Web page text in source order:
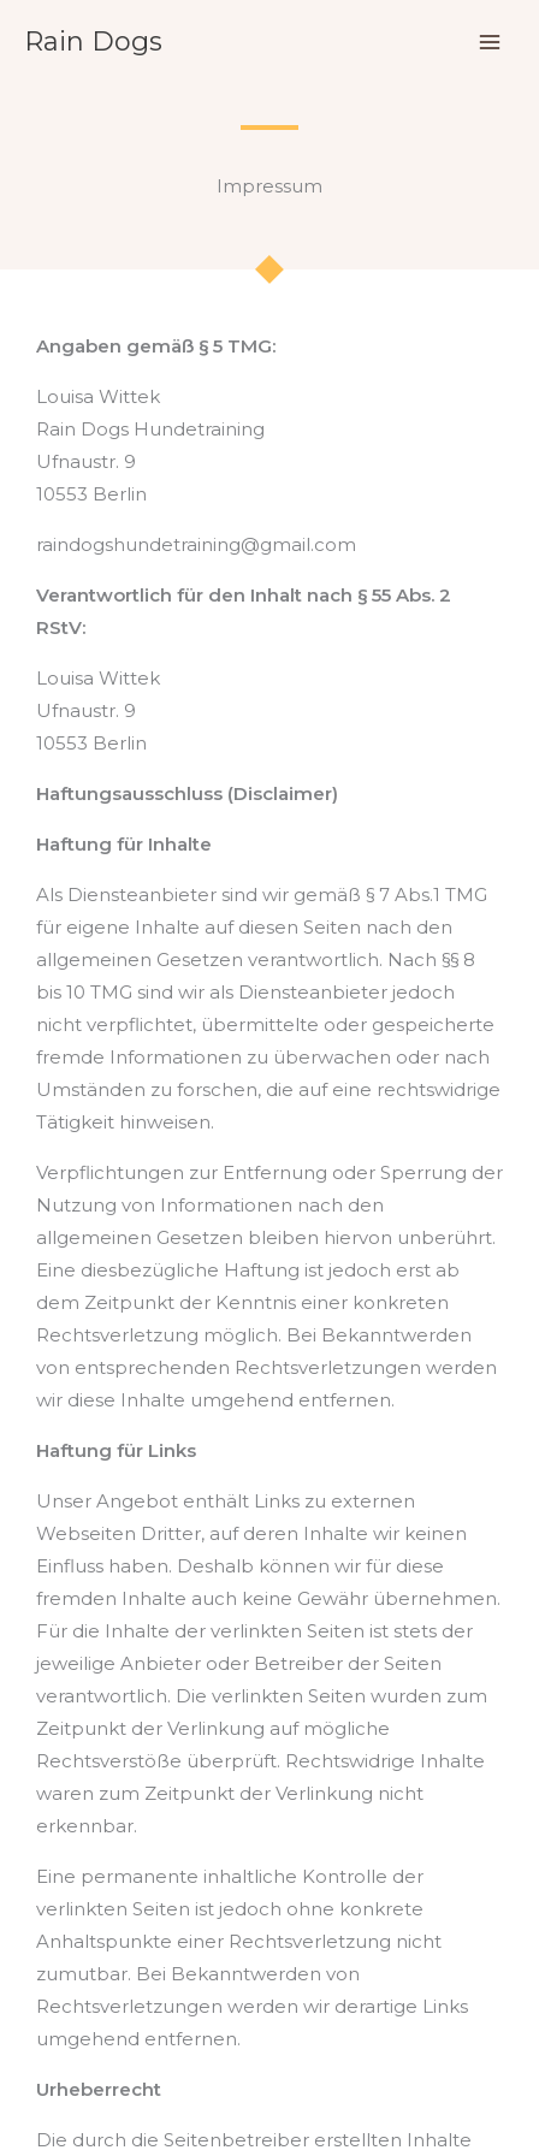
InhaltRain Dogs
Impressum
Angaben gemäß § 5 TMG:
Louisa Wittek
Rain Dogs Hundetraining
Ufnaustr. 9
10553 Berlin
raindogshundetraining@gmail.com
Verantwortlich für den Inhalt nach § 55 Abs. 2
RStV:
Louisa Wittek
Ufnaustr. 9
10553 Berlin
Haftungsausschluss (Disclaimer)
Haftung für Inhalte
Als Diensteanbieter sind wir gemäß § 7 Abs.1 TMG
für eigene Inhalte auf diesen Seiten nach den
allgemeinen Gesetzen verantwortlich. Nach §§ 8
bis 10 TMG sind wir als Diensteanbieter jedoch
nicht verpflichtet, übermittelte oder gespeicherte
fremde Informationen zu überwachen oder nach
Umständen zu forschen, die auf eine rechtswidrige
Tätigkeit hinweisen.
Verpflichtungen zur Entfernung oder Sperrung der
Nutzung von Informationen nach den
allgemeinen Gesetzen bleiben hiervon unberührt.
Eine diesbezügliche Haftung ist jedoch erst ab
dem Zeitpunkt der Kenntnis einer konkreten
Rechtsverletzung möglich. Bei Bekanntwerden
von entsprechenden Rechtsverletzungen werden
wir diese Inhalte umgehend entfernen.
Haftung für Links
Unser Angebot enthält Links zu externen
Webseiten Dritter, auf deren Inhalte wir keinen
Einfluss haben. Deshalb können wir für diese
fremden Inhalte auch keine Gewähr übernehmen.
Für die Inhalte der verlinkten Seiten ist stets der
jeweilige Anbieter oder Betreiber der Seiten
verantwortlich. Die verlinkten Seiten wurden zum
Zeitpunkt der Verlinkung auf mögliche
Rechtsverstöße überprüft. Rechtswidrige Inhalte
waren zum Zeitpunkt der Verlinkung nicht
erkennbar.
Eine permanente inhaltliche Kontrolle der
verlinkten Seiten ist jedoch ohne konkrete
Anhaltspunkte einer Rechtsverletzung nicht
zumutbar. Bei Bekanntwerden von
Rechtsverletzungen werden wir derartige Links
umgehend entfernen.
Urheberrecht
Die durch die Seitenbetreiber erstellten Inhalte